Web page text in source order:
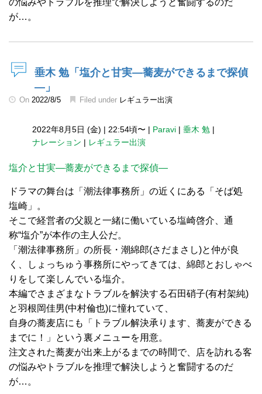
の悩みやトラブルを推理で解決しようと奮闘するのだ
が…。
垂木 勉「塩介と甘実―蕎麦ができるまで探偵
―」
On 2022/8/5 Filed under レギュラー出演
2022年8月5日 (金) | 22:54頃〜 | Paravi | 垂木 勉 |
ナレーション | レギュラー出演
塩介と甘実―蕎麦ができるまで探偵―
ドラマの舞台は「潮法律事務所」の近くにある「そば処
塩崎」。
そこで経営者の父親と一緒に働いている塩崎啓介、通
称“塩介”が本作の主人公だ。
「潮法律事務所」の所長・潮綿郎(さだまさし)と仲が良
く、しょっちゅう事務所にやってきては、綿郎とおしゃべ
りをして楽しんでいる塩介。
本編でさまざまなトラブルを解決する石田硝子(有村架純)
と羽根岡佳男(中村倫也)に憧れていて、
自身の蕎麦店にも「トラブル解決承ります、蕎麦ができる
までに！」という裏メニューを用意。
注文された蕎麦が出来上がるまでの時間で、店を訪れる客
の悩みやトラブルを推理で解決しようと奮闘するのだ
が…。